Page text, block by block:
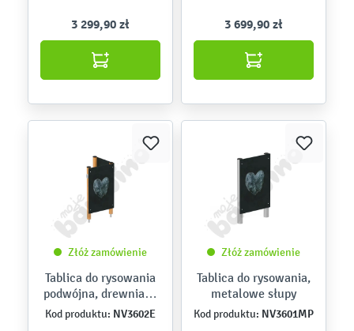
3 299,90 zł 3 699,90 zł
Złóż zamówienie
Tablica do rysowania
podwójna, drewniane
słupy
Kod produktu: NV3602E
Złóż zamówienie
Tablica do rysowania,
metalowe słupy
Kod produktu: NV3601MP